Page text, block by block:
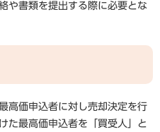
や書類を提出する際に必要とな
高価申込者に対し売却決定を行
た最高価申込者を「買受人」と